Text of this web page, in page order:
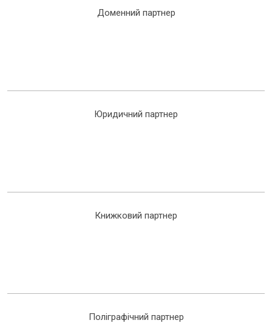
Доменний партнер
Юридичний партнер
Книжковий партнер
Поліграфічний партнер